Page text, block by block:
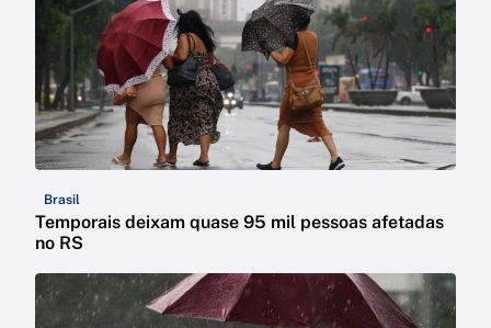
Brasil
Temporais deixam quase 95 mil pessoas afetadas
no RS